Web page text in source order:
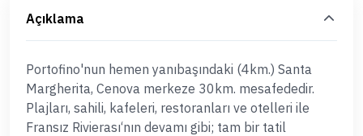
Açıklama
Portofino'nun hemen yanıbaşındaki (4km.) Santa
Margherita, Cenova merkeze 30km. mesafededir.
Plajları, sahili, kafeleri, restoranları ve otelleri ile
Fransız Rivierası‘nın devamı gibi; tam bir tatil